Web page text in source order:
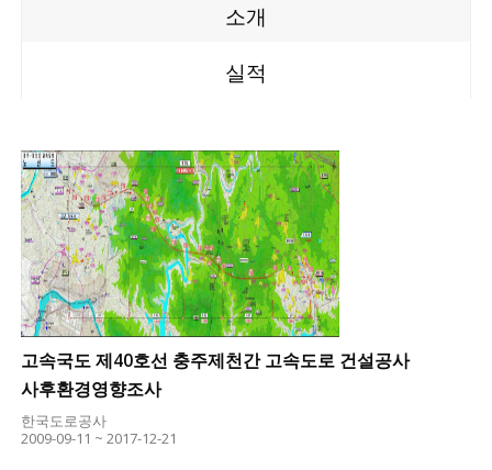
소개
실적
고속국도 제40호선 충주제천간 고속도로 건설공사
사후환경영향조사
한국도로공사
2009-09-11 ~ 2017-12-21